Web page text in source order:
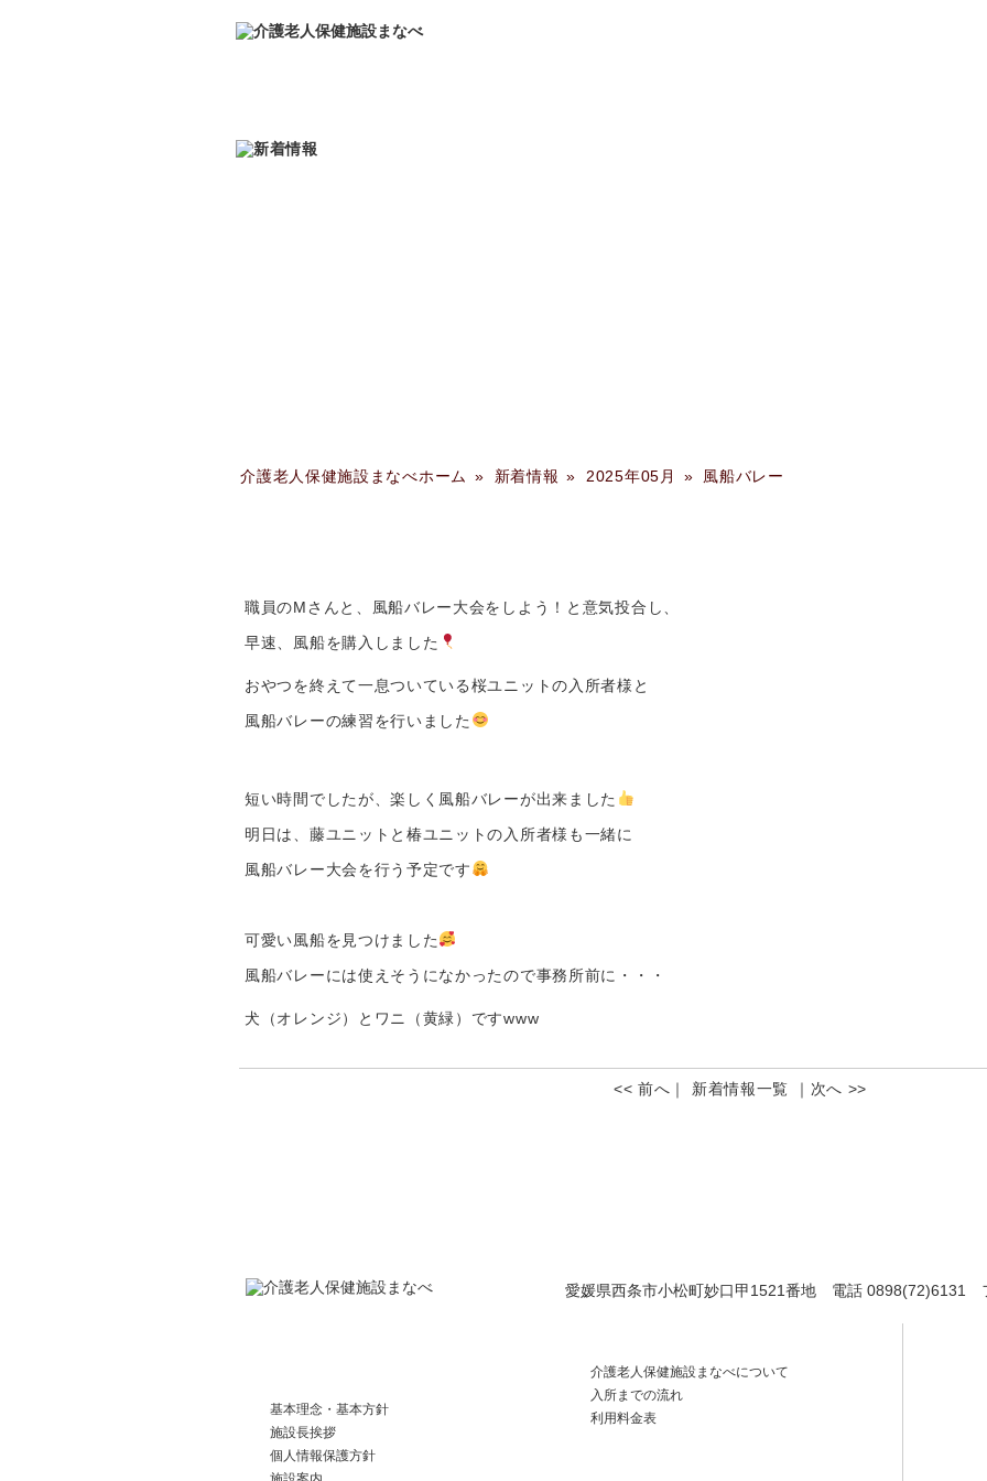
介護老人保健施設まなべホーム » 新着情報 » 2025年05月 » 風船バレー
職員のMさんと、風船バレー大会をしよう！と意気投合し、
早速、風船を購入しました
おやつを終えて一息ついている桜ユニットの入所者様と
風船バレーの練習を行いました
短い時間でしたが、楽しく風船バレーが出来ました
明日は、藤ユニットと椿ユニットの入所者様も一緒に
風船バレー大会を行う予定です
可愛い風船を見つけました
風船バレーには使えそうになかったので事務所前に・・・
犬（オレンジ）とワニ（黄緑）ですwww
<< 前へ ｜ 新着情報一覧 ｜ 次へ >>
愛媛県西条市小松町妙口甲1521番地 電話 0898(72)6131
基本理念・基本方針
施設長挨拶
個人情報保護方針
介護老人保健施設まなべについて
入所までの流れ
利用料金表